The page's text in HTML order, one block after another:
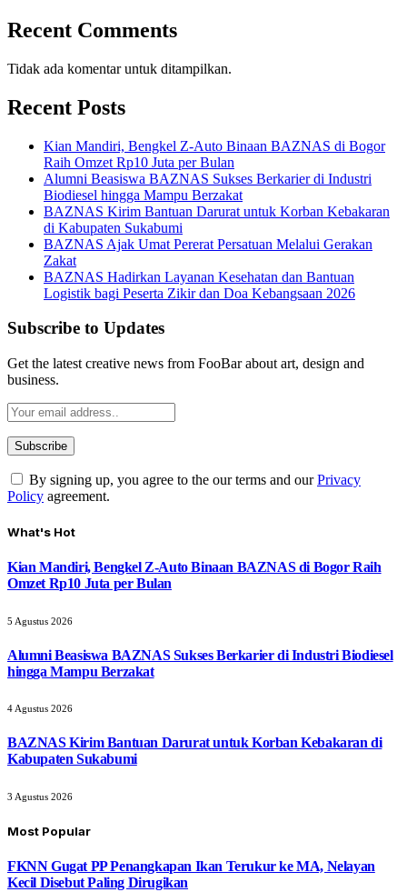
Recent Comments
Tidak ada komentar untuk ditampilkan.
Recent Posts
Kian Mandiri, Bengkel Z-Auto Binaan BAZNAS di Bogor
Raih Omzet Rp10 Juta per Bulan
Alumni Beasiswa BAZNAS Sukses Berkarier di Industri
Biodiesel hingga Mampu Berzakat
BAZNAS Kirim Bantuan Darurat untuk Korban Kebakaran
di Kabupaten Sukabumi
BAZNAS Ajak Umat Pererat Persatuan Melalui Gerakan
Zakat
BAZNAS Hadirkan Layanan Kesehatan dan Bantuan
Logistik bagi Peserta Zikir dan Doa Kebangsaan 2026
Subscribe to Updates
Get the latest creative news from FooBar about art, design and
business.
By signing up, you agree to the our terms and ourPrivacy
Policy agreement.
What's Hot
Kian Mandiri, Bengkel Z-Auto Binaan BAZNAS di Bogor Raih
Omzet Rp10 Juta per Bulan
5 Agustus 2026
Alumni Beasiswa BAZNAS Sukses Berkarier di Industri Biodiesel
hingga Mampu Berzakat
4 Agustus 2026
BAZNAS Kirim Bantuan Darurat untuk Korban Kebakaran di
Kabupaten Sukabumi
3 Agustus 2026
Most Popular
FKNN Gugat PP Penangkapan Ikan Terukur ke MA, Nelayan
Kecil Disebut Paling Dirugikan